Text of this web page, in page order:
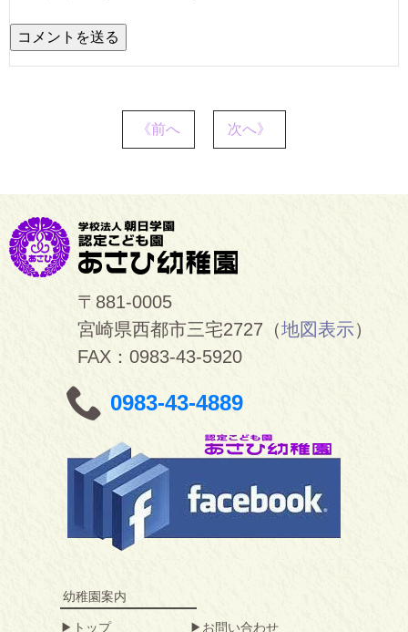
《前へ 次へ》
〒881-0005
宮崎県西都市三宅2727（地図表示）
FAX：0983-43-5920
0983-43-4889
幼稚園案内
トップ お問い合わせ